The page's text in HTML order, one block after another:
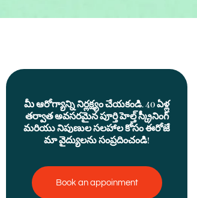
మీ ఆరోగ్యాన్ని నిర్లక్ష్యం చేయకండి. 40 ఏళ్ల
తర్వాత అవసరమైన పూర్తి హెల్త్ స్క్రీనింగ్
మరియు నిపుణుల సలహాల కోసం ఈరోజే
మా వైద్యులను సంప్రదించండి!
Book an appoinment